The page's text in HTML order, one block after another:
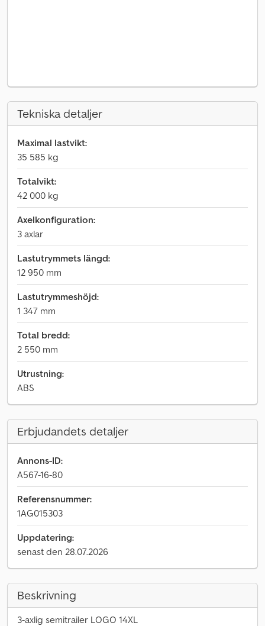
Tekniska detaljer
Maximal lastvikt:
35 585 kg
Totalvikt:
42 000 kg
Axelkonfiguration:
3 axlar
Lastutrymmets längd:
12 950 mm
Lastutrymmeshöjd:
1 347 mm
Total bredd:
2 550 mm
Utrustning:
ABS
Erbjudandets detaljer
Annons-ID:
A567-16-80
Referensnummer:
1AG015303
Uppdatering:
senast den 28.07.2026
Beskrivning
3-axlig semitrailer LOGO 14XL